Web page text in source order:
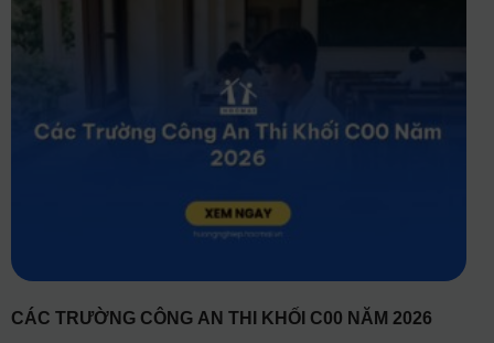
CÁC TRƯỜNG CÔNG AN THI KHỐI C00 NĂM 2026